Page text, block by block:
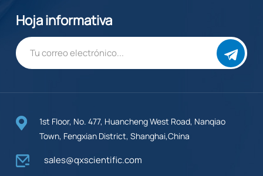
Hoja informativa
1st Floor, No. 477, Huancheng West Road, Nanqiao
Town, Fengxian District, Shanghai,China
sales@qxscientific.com